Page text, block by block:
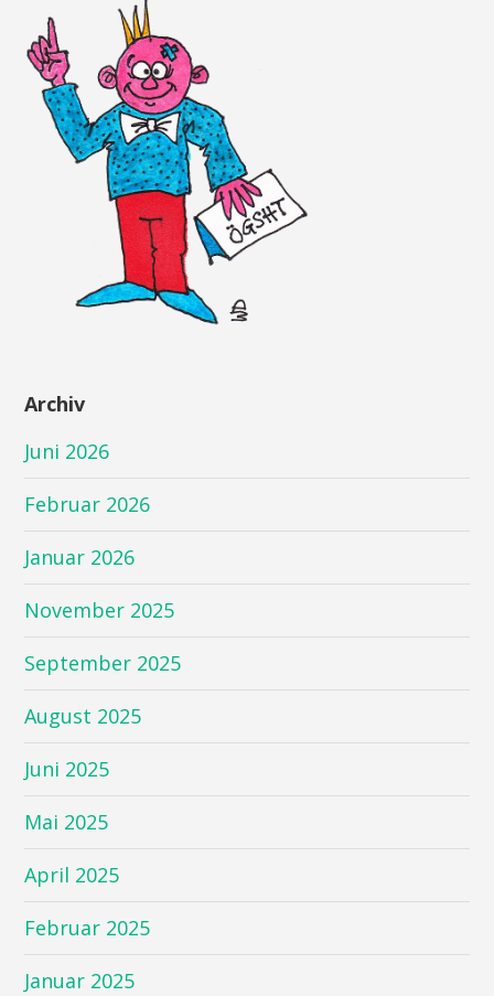
Archiv
Juni 2026
Februar 2026
Januar 2026
November 2025
September 2025
August 2025
Juni 2025
Mai 2025
April 2025
Februar 2025
Januar 2025